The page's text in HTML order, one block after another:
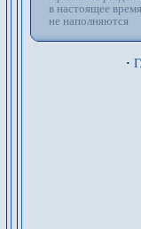
в настоящее время
не наполняются
·